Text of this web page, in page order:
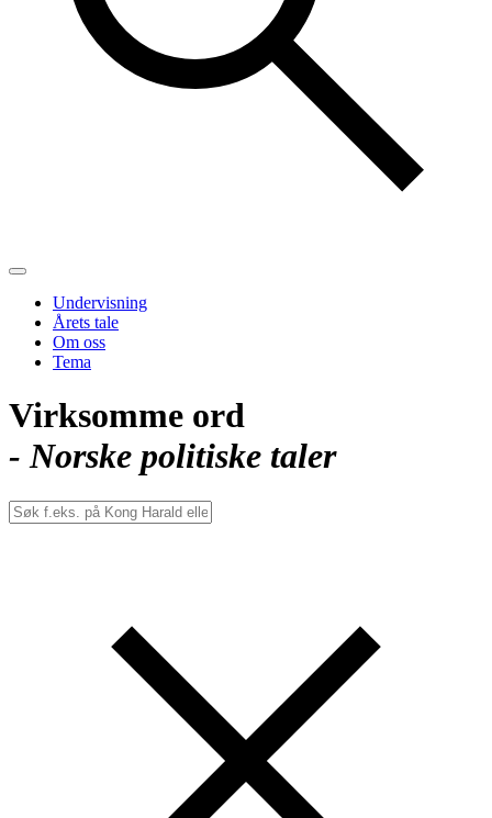
Undervisning
Årets tale
Om oss
Tema
Virksomme ord
- Norske politiske taler